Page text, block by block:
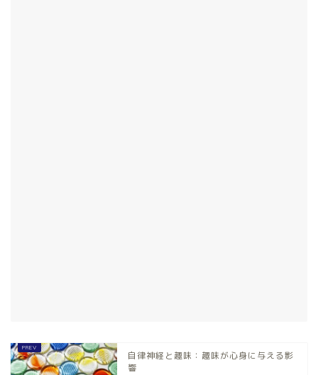
自律神経と趣味：趣味が心身に与える影
響